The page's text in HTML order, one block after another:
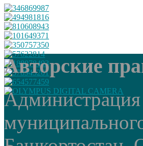
Авторские
Администрация